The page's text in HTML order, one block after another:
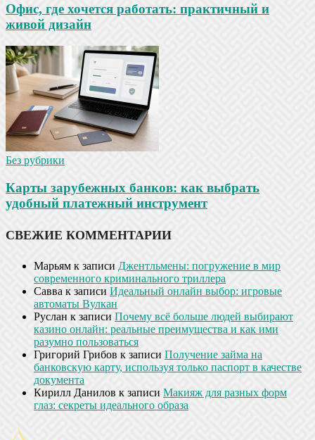
Офис, где хочется работать: практичный и
живой дизайн
Без рубрики
Карты зарубежных банков: как выбрать
удобный платежный инструмент
СВЕЖИЕ КОММЕНТАРИИ
Марьям к записи Джентльмены: погружение в мир
современного криминального триллера
Савва к записи Идеальный онлайн выбор: игровые
автоматы Вулкан
Руслан к записи Почему всё больше людей выбирают
казино онлайн: реальные преимущества и как ими
разумно пользоваться
Григорий Грибов к записи Получение займа на
банковскую карту, используя только паспорт в качестве
документа
Кирилл Данилов к записи Макияж для разных форм
глаз: секреты идеального образа